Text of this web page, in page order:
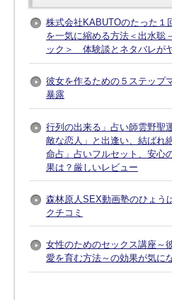
株式会社KABUTOのたった１
を一気に縮める方法＜出水聡
ック＞ 体験談とネタバレが
彼女を作るための５ステッ
暴露
行列の出来る」占い師雲野聖
敵な恋人」と出逢い、結ばれ
命占」占いフルセット、安心
果は？厳しいレビュー
森林原人SEX動画塾のひょ
クチコミ
女性のためのセックス講座～
愛を育む方法～の効果が気に